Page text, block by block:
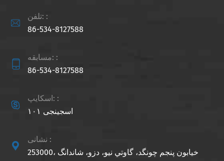

تلفن: :
86-534-8127588

مسابقه: :
86-534-8127588

اسکایپ: :
اسجینجی ۱۰۱

نشانی :
253000، خيابون پنجم چونگد، گاوتي نيو، دزو، شاندانگ